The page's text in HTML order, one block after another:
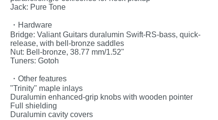
Jack: Pure Tone
・Hardware
Bridge: Valiant Guitars duralumin Swift-RS-bass, quick-
release, with bell-bronze saddles
Nut: Bell-bronze, 38.77 mm/1.52"
Tuners: Gotoh
・Other features
"Trinity" maple inlays
Duralumin enhanced-grip knobs with wooden pointer
Full shielding
Duralumin cavity covers